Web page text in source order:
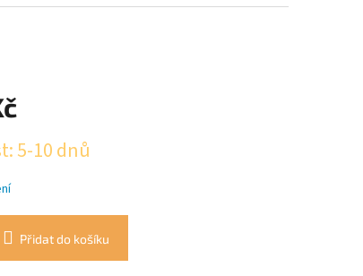
5-10 dnů
Přidat do košíku